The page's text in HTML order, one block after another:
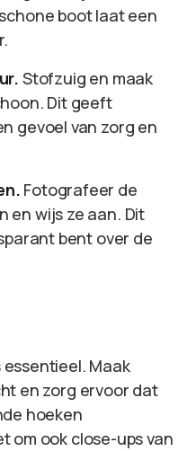
boot laat een
Stofzuig en maak
Dit geeft
gevoel van zorg en
Fotografeer de
en wijs ze aan. Dit
bent over de
Maak
en zorg ervoor dat
hoeken
ook close-ups van